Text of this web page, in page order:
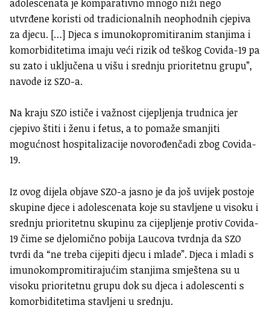
adolescenata je komparativno mnogo niži nego
utvrđene koristi od tradicionalnih neophodnih cjepiva
za djecu. […] Djeca s imunokopromitiranim stanjima i
komorbiditetima imaju veći rizik od teškog Covida-19 pa
su zato i uključena u višu i srednju prioritetnu grupu”,
navode iz SZO-a.
Na kraju SZO ističe i važnost cijepljenja trudnica jer
cjepivo štiti i ženu i fetus, a to pomaže smanjiti
mogućnost hospitalizacije novorođenčadi zbog Covida-
19.
Iz ovog dijela objave SZO-a jasno je da još uvijek postoje
skupine djece i adolescenata koje su stavljene u visoku i
srednju prioritetnu skupinu za cijepljenje protiv Covida-
19 čime se djelomično pobija Laucova tvrdnja da SZO
tvrdi da “ne treba cijepiti djecu i mlade”. Djeca i mladi s
imunokompromitirajućim stanjima smještena su u
visoku prioritetnu grupu dok su djeca i adolescenti s
komorbiditetima stavljeni u srednju.